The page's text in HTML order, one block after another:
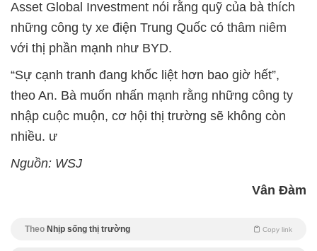
Asset Global Investment nói rằng quỹ của bà thích
những công ty xe điện Trung Quốc có thâm niêm
với thị phần mạnh như BYD.
“Sự cạnh tranh đang khốc liệt hơn bao giờ hết”,
theo An. Bà muốn nhấn mạnh rằng những công ty
nhập cuộc muộn, cơ hội thị trường sẽ không còn
nhiều. ư
Nguồn: WSJ
Vân Đàm
Theo Nhịp sống thị trường Copy link